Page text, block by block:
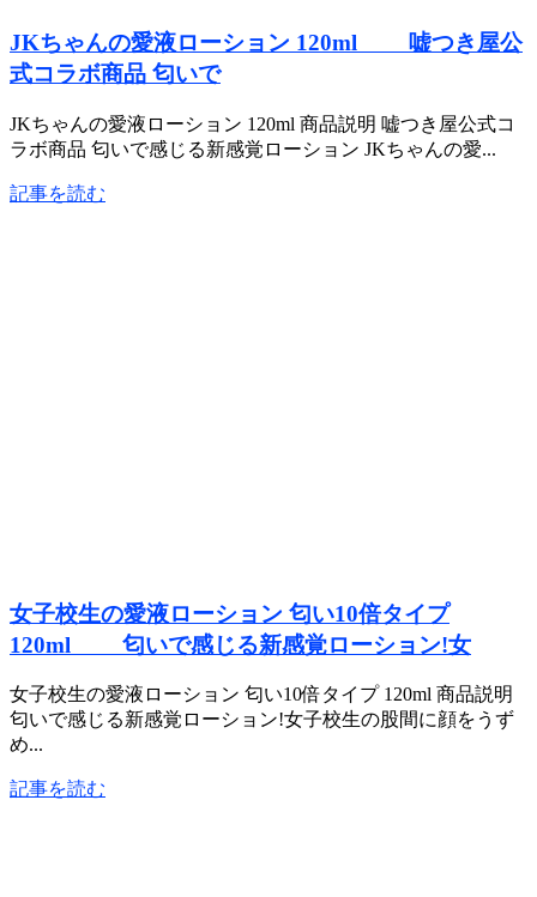
JKちゃんの愛液ローション 120ml 嘘つき屋公
式コラボ商品 匂いで
JKちゃんの愛液ローション 120ml 商品説明 嘘つき屋公式コ
ラボ商品 匂いで感じる新感覚ローション JKちゃんの愛...
記事を読む
女子校生の愛液ローション 匂い10倍タイプ
120ml 匂いで感じる新感覚ローション!女
女子校生の愛液ローション 匂い10倍タイプ 120ml 商品説明
匂いで感じる新感覚ローション!女子校生の股間に顔をうず
め...
記事を読む